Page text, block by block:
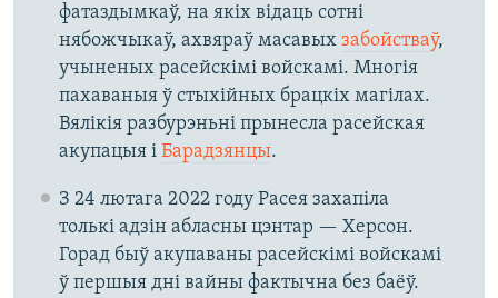
фатаздымкаў, на якіх відаць сотні
нябожчыкаў, ахвяраў масавых забойстваў,
учыненых расейскімі войскамі. Многія
пахаваныя ў стыхійных брацкіх магілах.
Вялікія разбурэньні прынесла расейская
акупацыя і Барадзянцы.
З 24 лютага 2022 году Расея захапіла
толькі адзін абласны цэнтар — Херсон.
Горад быў акупаваны расейскімі войскамі
ў першыя дні вайны фактычна без баёў.